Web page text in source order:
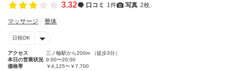
3.32 口コミ 1件 写真 2枚
マッサージ 整体
日祝OK
アクセス
三ノ輪駅から200m （徒歩3分）
本日の営業状況 9:00〜20:00
価格帯
￥4,125〜￥7,700